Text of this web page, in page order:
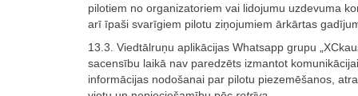
pilotiem no organizatoriem vai lidojumu uzdevuma
arī īpaši svarīgiem pilotu ziņojumiem ārkārtas
13.3. Viedtālruņu aplikācijas Whatsapp grupu
sacensību laikā nav paredzēts izmantot
informācijas nodošanai par pilotu piezemēšanos,